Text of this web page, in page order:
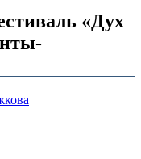
«Дух